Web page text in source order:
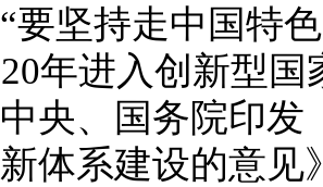
要坚持走中国特
年进入创新型
央、国务院印
体系建设的意见